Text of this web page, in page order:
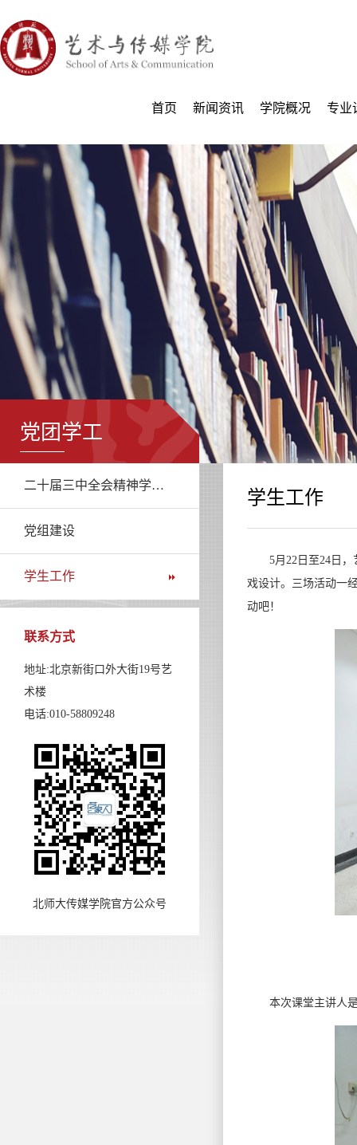
首页 新闻资讯 学院概况 专业
党团学工
二十届三中全会精神学习专栏
党组建设
学生工作
联系方式
地址:北京新街口外大街19号艺
术楼
电话:010-58809248
北师大传媒学院官方公众号
学生工作
5月22日至24日，艺
戏设计。三场活动一
动吧！
本次课堂主讲人是